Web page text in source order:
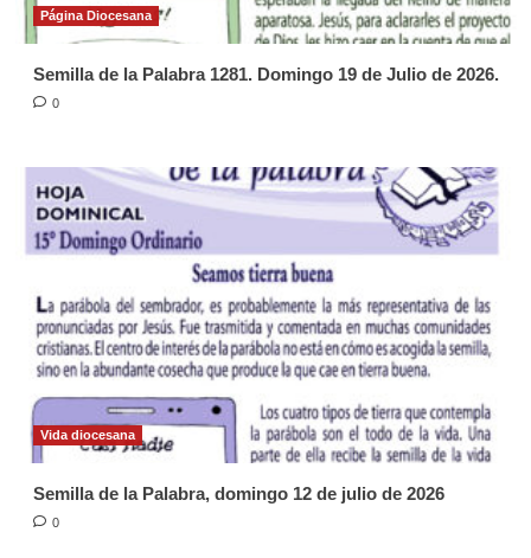
Página Diocesana
Semilla de la Palabra 1281. Domingo 19 de Julio de 2026.
0
Vida diocesana
Semilla de la Palabra, domingo 12 de julio de 2026
0